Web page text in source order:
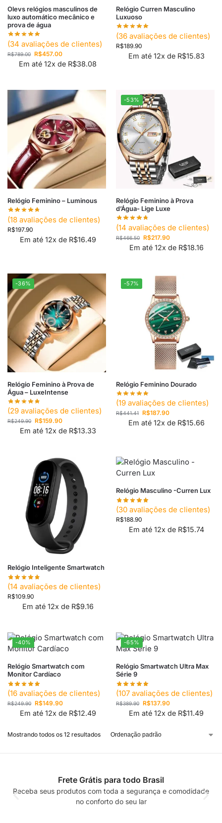
Olevs relógios masculinos de
luxo automático mecânico e
prova de água
(34 avaliações de clientes)
R$789.00 R$457.00
Em até 12x de R$38.08
Relógio Curren Masculino
Luxuoso
(36 avaliações de clientes)
R$189.90
Em até 12x de R$15.83
Relógio Feminino – Luminous
(18 avaliações de clientes)
R$197.90
Em até 12x de R$16.49
-53%
Relógio Feminino à Prova
d’Água- Lige Luxe
(14 avaliações de clientes)
R$466.50 R$217.90
Em até 12x de R$18.16
-36%
Relógio Feminino à Prova de
Água – LuxeIntense
(29 avaliações de clientes)
R$249.90 R$159.90
Em até 12x de R$13.33
-57%
Relógio Feminino Dourado
(19 avaliações de clientes)
R$441.41 R$187.90
Em até 12x de R$15.66
Relógio Inteligente Smartwatch
(14 avaliações de clientes)
R$109.90
Em até 12x de R$9.16
Relógio Masculino -Curren Lux
(30 avaliações de clientes)
R$188.90
Em até 12x de R$15.74
-40%
Relógio Smartwatch com
Monitor Cardíaco
(16 avaliações de clientes)
R$249.90 R$149.90
Em até 12x de R$12.49
-65%
Relógio Smartwatch Ultra Max
Série 9
(107 avaliações de clientes)
R$389.90 R$137.90
Em até 12x de R$11.49
Mostrando todos os 12 resultados
Frete Grátis para todo Brasil
Receba seus produtos com toda a segurança e comodidade
no conforto do seu lar